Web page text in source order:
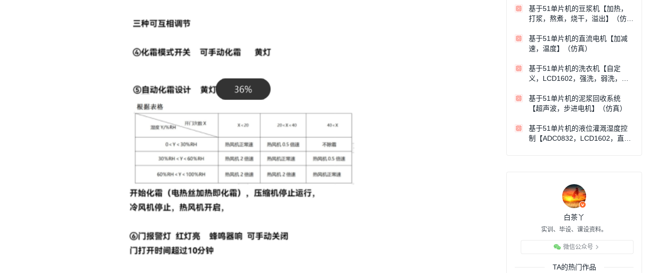
基于51单片机的豆浆机【加热，
打浆，熬煮，烧干，溢出】（仿
基于51单片机的直流电机【加减
速，温度】（仿真）
基于51单片机的洗衣机【自定
义，LCD1602，强洗，弱洗，漂
基于51单片机的泥浆回收系统
【超声波，步进电机】（仿真）
基于51单片机的液位灌溉湿度控
制【ADC0832，LCD1602，直流
白茶丫
实训、毕设、课设资料。
微信公众号
TA的热门作品